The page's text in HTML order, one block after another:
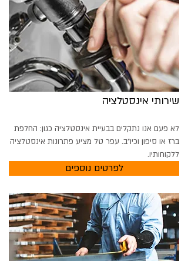
שירותי אינסטלציה
לא פעם אנו נתקלים בבעיית אינסטלציה כגון: החלפת
ברז או סיפון וכיו"ב. עפר טל מציע פתרונות אינסטלציה
ללקוחותיו.
לפרטים נוספים